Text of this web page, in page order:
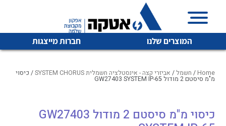
המוצרים שלנו חברות מייצגות
איכות | שרות | זמינותלכל מוצרי היצרן לכל מוצרי היצרן
Home
/ חשמל / אביזרי קצה - אינסטלציה חשמלית SYSTEM CHORUS / כיסוי
מ"מ סיסטם 2 מודול GW27403 SYSTEM IP-65
כיסוי מ"מ סיסטם 2 מודול GW27403